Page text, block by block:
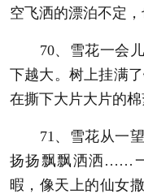
空飞洒的漂泊不定
70、雪花一会儿
下越大。树上挂满
在撕下大片大片的
71、雪花从一望
扬扬飘飘洒洒……
暇，像天上的仙女